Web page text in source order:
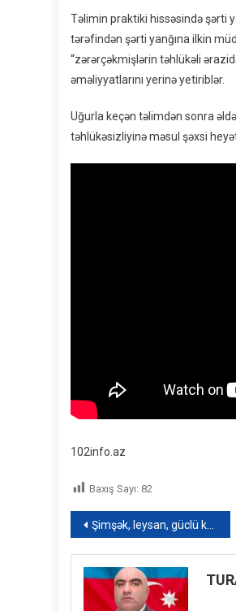
Təlimin praktiki hissəsində şərti
tərəfindən şərti yanğına ilkin
“zərərçəkmişlərin təhlükəli
əməliyyatlarını yerinə yetiriblər.
Uğurla keçən təlimdən sonra
təhlükəsizliyinə məsul şəxsi
102info.az
Baxış Sayı: 82
Yazı
naviqasiyası
Şimşək, leysan, güclü külək – Ölkədəki faktiki hava